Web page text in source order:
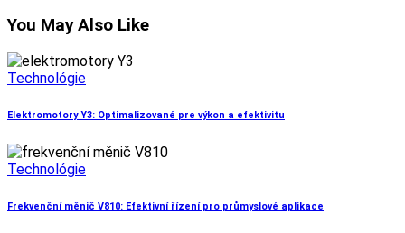
You May Also Like
Technológie
Elektromotory Y3: Optimalizované pre výkon a efektivitu
Technológie
Frekvenční měnič V810: Efektivní řízení pro průmyslové aplikace